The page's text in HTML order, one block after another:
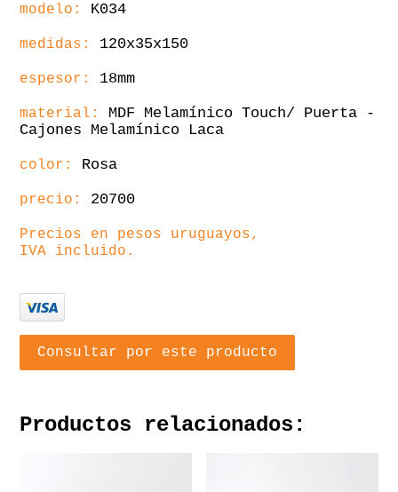
modelo: K034
medidas: 120x35x150
espesor: 18mm
material:
MDF Melamínico Touch/ Puerta -
Cajones Melamínico Laca
color: Rosa
precio: 20700
Precios en pesos uruguayos,
IVA incluido.
Consultar por este producto
Productos relacionados: